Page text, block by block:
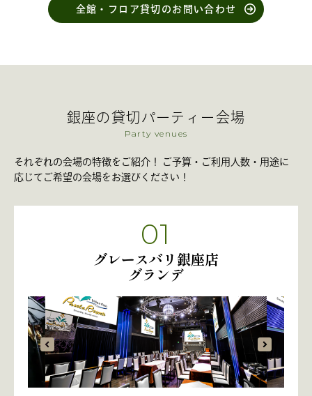
全館・フロア貸切のお問い合わせ
銀座の貸切パーティー会場
Party venues
それぞれの会場の特徴をご紹介！ ご予算・ご利用人数・用途に
応じてご希望の会場をお選びください！
01
グレースバリ銀座店
グランデ